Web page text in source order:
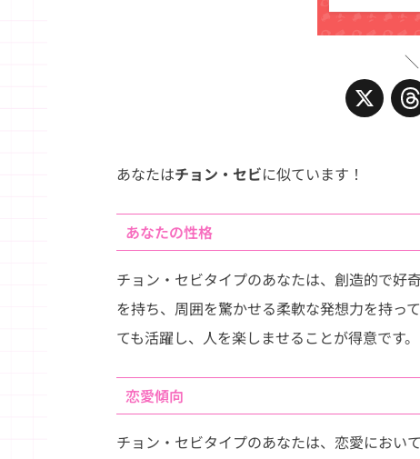
X
あなたはチョン・セビに似ています！
あなたの性格
チョン・セビタイプのあなたは、創造的で好
を持ち、周囲を驚かせる柔軟な発想力を持っ
ても活躍し、人を楽しませることが得意です。
恋愛傾向
チョン・セビタイプのあなたは、恋愛におい